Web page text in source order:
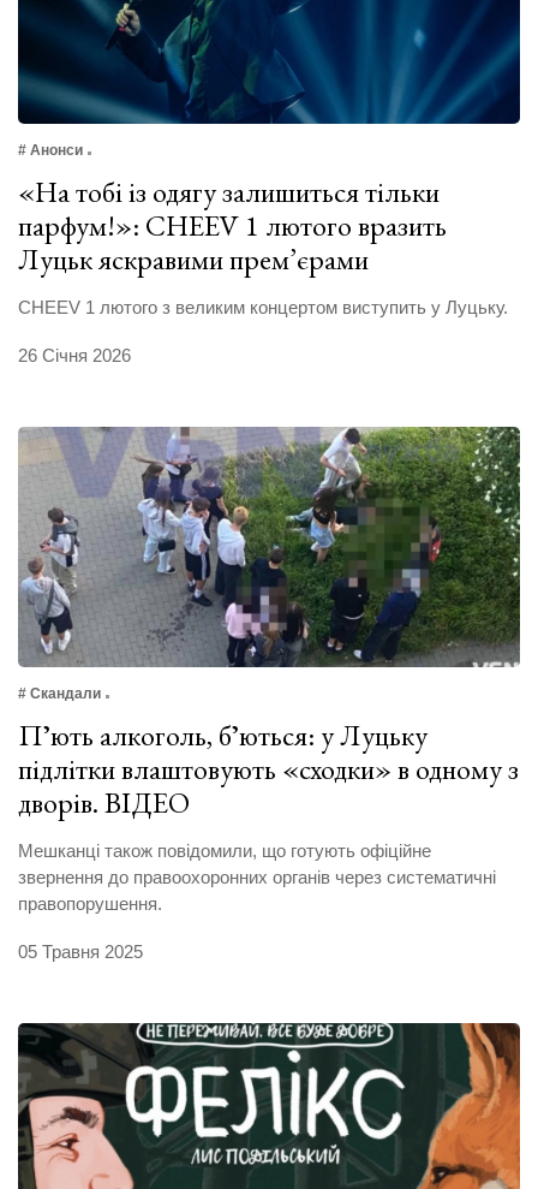
# Анонси
«На тобі із одягу залишиться тільки
парфум!»: CHEEV 1 лютого вразить
Луцьк яскравими прем’єрами
CHEEV 1 лютого з великим концертом виступить у Луцьку.
26 Січня 2026
# Скандали
Пʼють алкоголь, бʼються: у Луцьку
підлітки влаштовують «сходки» в одному з
дворів. ВІДЕО
Мешканці також повідомили, що готують офіційне
звернення до правоохоронних органів через систематичні
правопорушення.
05 Травня 2025